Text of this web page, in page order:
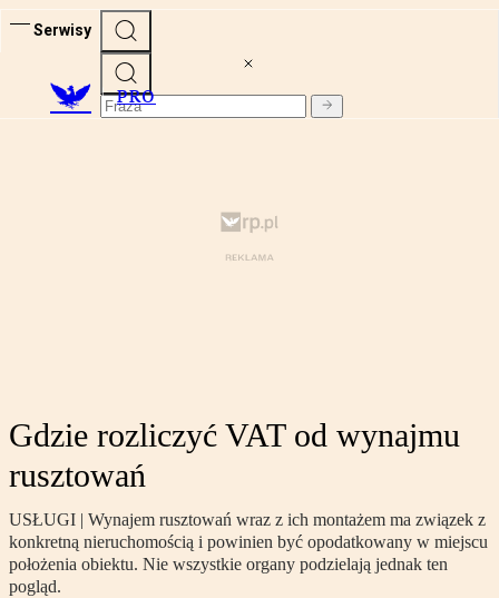
Serwisy
PRO
Gdzie rozliczyć VAT od wynajmu
rusztowań
USŁUGI | Wynajem rusztowań wraz z ich montażem ma związek z
konkretną nieruchomością i powinien być opodatkowany w miejscu
położenia obiektu. Nie wszystkie organy podzielają jednak ten
pogląd.